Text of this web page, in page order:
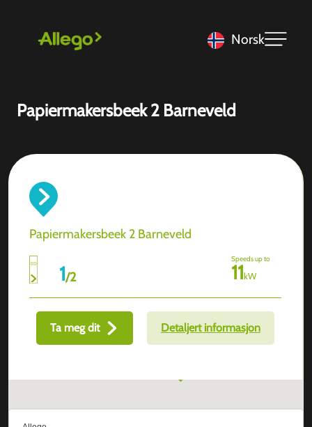
Norsk
Papiermakersbeek 2 Barneveld
Papiermakersbeek 2 Barneveld
1/2
Speeds up to
11kW
Ta meg dit Detaljert informasjon